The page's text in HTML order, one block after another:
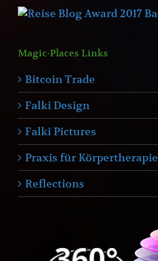
Magic-Places Links
Bitcoin Trade
Falki Design
Falki Pictures
Praxis für Körpertherapie
Reflections